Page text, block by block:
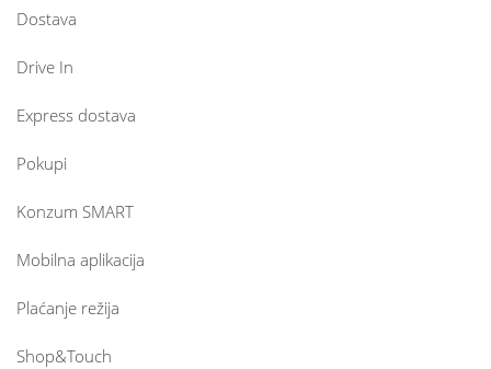
Dostava
Drive In
Express dostava
Pokupi
Konzum SMART
Mobilna aplikacija
Plaćanje režija
Shop&Touch